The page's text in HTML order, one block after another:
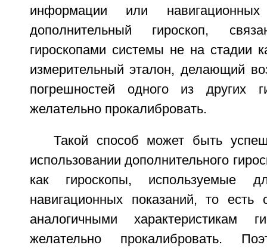
информации или
дополнительный гироскоп,
гироскопами системы не на стадии
измерительный эталон, делающий
погрешностей одного из других
желательно прокалибровать.
Такой способ может быть
использовании дополнительного
как гироскопы, используемые
навигационных показаний, то есть
аналогичными характеристикам
желательно прокалибровать.